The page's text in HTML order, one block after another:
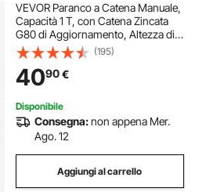
VEVOR Paranco a Catena Manuale,
Capacità 1 T, con Catena Zincata
G80 di Aggiornamento, Altezza di
Sollevamento 3 m, Paranco a
Puleggia per Macchinari
Automobilistici da Magazzino,
Arancione
(195)
4090€
Disponibile
Consegna:non appena Mer.
Ago. 12
Aggiungi al carrello